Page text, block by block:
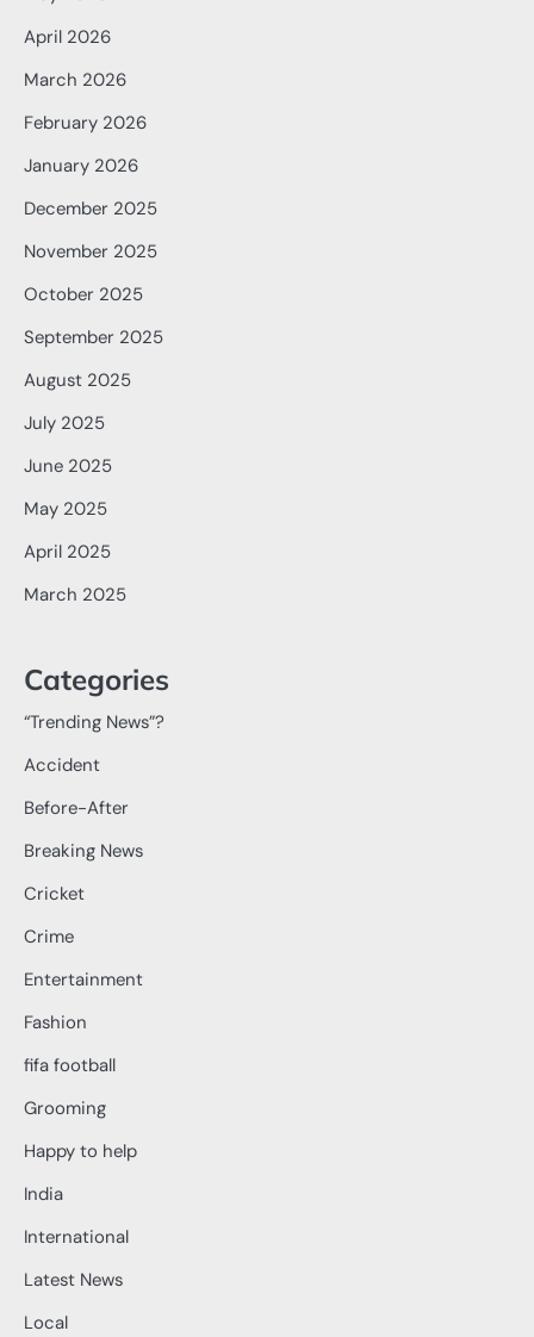
April 2026
March 2026
February 2026
January 2026
December 2025
November 2025
October 2025
September 2025
August 2025
July 2025
June 2025
May 2025
April 2025
March 2025
Categories
“Trending News”?
Accident
Before-After
Breaking News
Cricket
Crime
Entertainment
Fashion
fifa football
Grooming
Happy to help
India
International
Latest News
Local